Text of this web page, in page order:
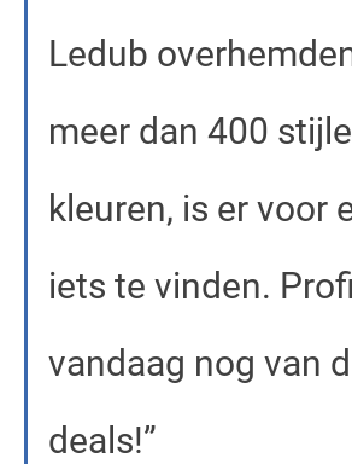
Ledub
meer dan 400
kleuren, is er voor
iets te vinden.
vandaag nog van
deals!